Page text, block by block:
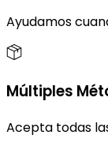
Ayudamos
Múltiples
Acepta todas